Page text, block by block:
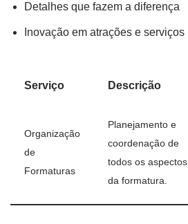
Detalhes que fazem a diferença
Inovação em atrações e serviços
Serviço Descrição
Organização
de
Formaturas
Planejamento e
coordenação de
todos os aspectos
da formatura.